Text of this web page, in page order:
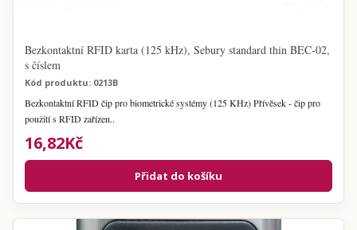
Bezkontaktní RFID karta (125 kHz), Sebury standard thin BEC-02,
s číslem
Kód produktu: 0213B
Bezkontaktní RFID čip pro biometrické systémy (125 KHz) Přívěsek - čip pro
použití s RFID zařízen..
16,82Kč
Přidat do košíku